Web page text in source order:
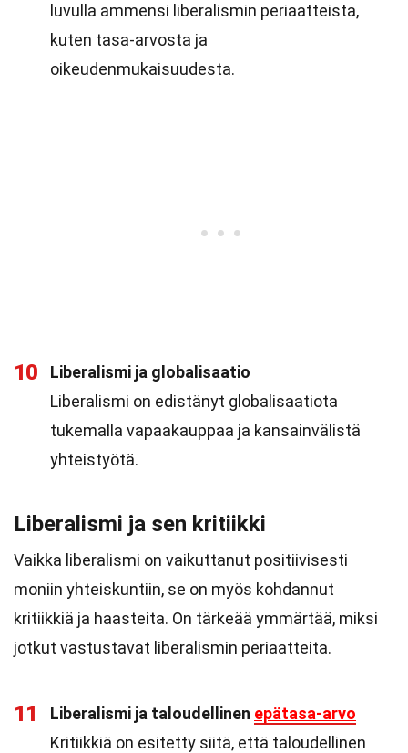
luvulla ammensi liberalismin periaatteista,
kuten tasa-arvosta ja
oikeudenmukaisuudesta.
10
Liberalismi ja globalisaatio
Liberalismi on edistänyt globalisaatiota
tukemalla vapaakauppaa ja kansainvälistä
yhteistyötä.
Liberalismi ja sen kritiikki
Vaikka liberalismi on vaikuttanut positiivisesti
moniin yhteiskuntiin, se on myös kohdannut
kritiikkiä ja haasteita. On tärkeää ymmärtää, miksi
jotkut vastustavat liberalismin periaatteita.
11 Liberalismi ja taloudellinen epätasa-arvo
Kritiikkiä on esitetty siitä, että taloudellinen